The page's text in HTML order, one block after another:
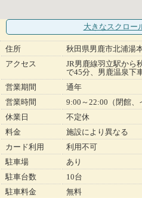
大きなスクロー
住所
秋田県男鹿市北浦湯
アクセス
JR男鹿線羽立駅から
で45分、男鹿温泉下
営業期間
通年
営業時間
9:00～22:00（閉館、
休業日
不定休
料金
施設により異なる
カード利用
利用不可
駐車場
あり
駐車台数
10台
駐車料金
無料